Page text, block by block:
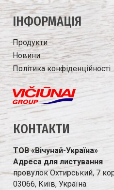
IНФОРМАЦIЯ
Продукти
Новини
Політика конфіденційності
КОНТАКТИ
ТОВ «Вічунай-Україна»
Адреса для листування
провулок Охтирський, 7
03066, Київ, Україна